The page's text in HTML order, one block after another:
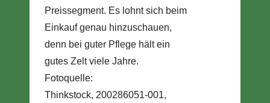
Preissegment. Es lohnt sich beim
Einkauf genau hinzuschauen,
denn bei guter Pflege hält ein
gutes Zelt viele Jahre.
Fotoquelle:
Thinkstock, 200286051-001,